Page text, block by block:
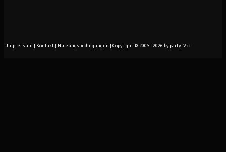
Impressum Kontakt Nutzungsbedingungen | Copyright © 2005 - 2026 by partyTV.cc